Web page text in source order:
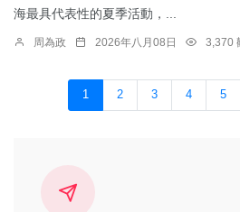
海最具代表性的夏季活動，...
周為政 2026年八月08日 3,370
1 2 3 4 5